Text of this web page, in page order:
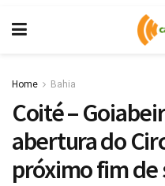
Home Bahia
Coité –
abertura do
próximo fim de